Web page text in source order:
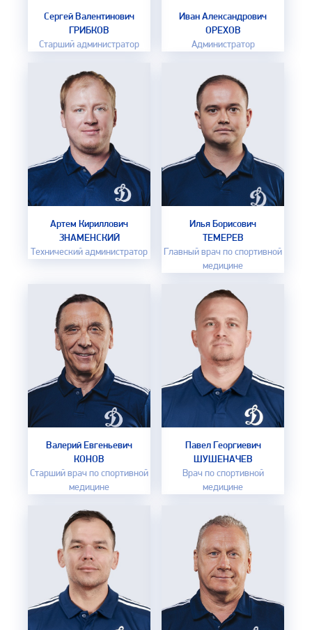
Сергей Валентинович
ГРИБКОВ
Старший администратор
Иван Александрович
ОРЕХОВ
Администратор
Артем Кириллович
ЗНАМЕНСКИЙ
Технический администратор
Илья Борисович
ТЕМЕРЕВ
Главный врач по спортивной
медицине
Валерий Евгеньевич
КОНОВ
Старший врач по спортивной
медицине
Павел Георгиевич
ШУШЕНАЧЕВ
Врач по спортивной
медицине